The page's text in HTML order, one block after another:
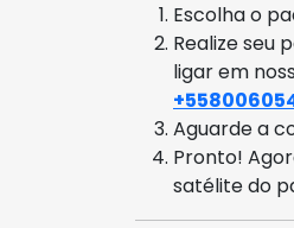
Escolha o
Realize seu
ligar em
Aguarde a
Pronto!
satélite do